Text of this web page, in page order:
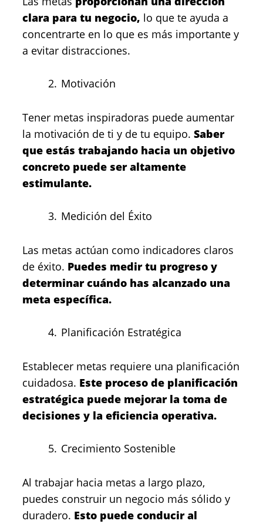
clara para tu negocio, lo que te ayuda a
concentrarte en lo que es más importante y
a evitar distracciones.
Motivación
Tener metas inspiradoras puede aumentar
la motivación de ti y de tu equipo. Saber
que estás trabajando hacia un objetivo
concreto puede ser altamente
estimulante.
Medición del Éxito
Las metas actúan como indicadores claros
de éxito. Puedes medir tu progreso y
determinar cuándo has alcanzado una
meta específica.
Planificación Estratégica
Establecer metas requiere una planificación
cuidadosa. Este proceso de planificación
estratégica puede mejorar la toma de
decisiones y la eficiencia operativa.
Crecimiento Sostenible
Al trabajar hacia metas a largo plazo,
puedes construir un negocio más sólido y
duradero. Esto puede conducir al